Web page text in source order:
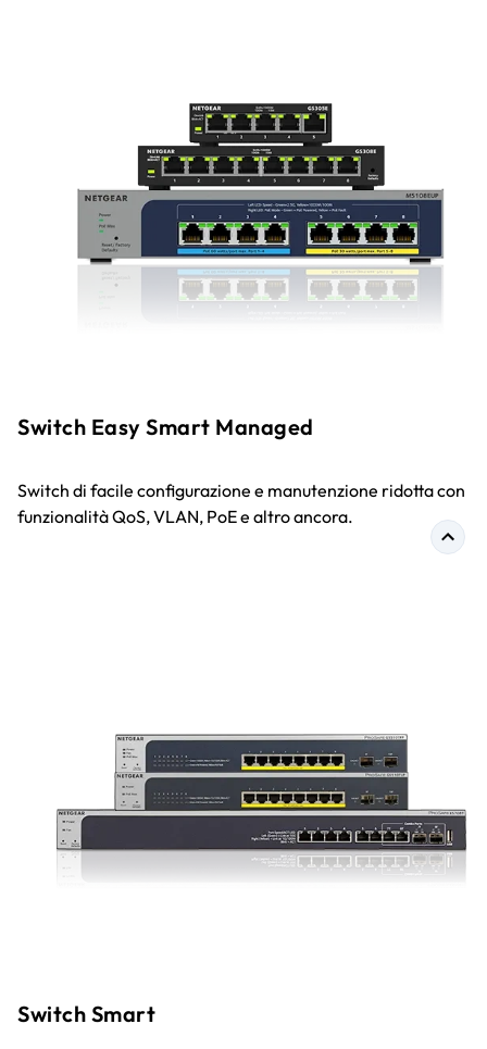
Switch Easy Smart Managed
Switch di facile configurazione e manutenzione ridotta con
funzionalità QoS, VLAN, PoE e altro ancora.
Switch Smart